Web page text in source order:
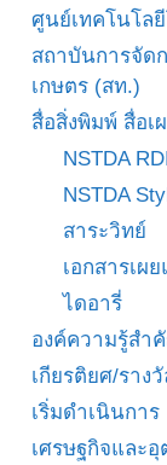
ศูนย์เทคโนโล
สถาบันการจัด
เกษตร (สท.)
สื่อสิ่งพิมพ์ สื่อเ
NSTDA
NSTDA
สาระวิทย์
เอกสารเผ
ไดอารี่
องค์ความรู้สำ
เกียรติยศ/รางวั
เริ่มดำเนินการ
เศรษฐกิจและ